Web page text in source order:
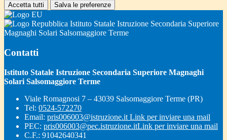
Accetta tutti Salva le preferenze
Istituto Statale Istruzione Secondaria Superiore
Magnaghi Solari Salsomaggiore Terme
Contatti
Istituto Statale Istruzione Secondaria Superiore Magnaghi
Solari Salsomaggiore Terme
Viale Romagnosi 7 – 43039 Salsomaggiore Terme (PR)
Tel: 0524-572270
Email: pris006003@istruzione.it Link per inviare una mail
PEC: pris006003@pec.istruzione.itLink per inviare una mail
C.F.: 91042640341